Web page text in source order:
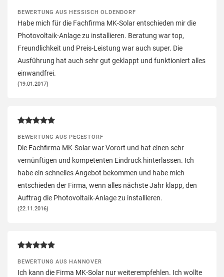
BEWERTUNG AUS HESSISCH OLDENDORF
Habe mich für die Fachfirma MK-Solar entschieden mir die
Photovoltaik-Anlage zu installieren. Beratung war top,
Freundlichkeit und Preis-Leistung war auch super. Die
Ausführung hat auch sehr gut geklappt und funktioniert alles
einwandfrei.
(19.01.2017)
BEWERTUNG AUS PEGESTORF
Die Fachfirma MK-Solar war Vorort und hat einen sehr
vernünftigen und kompetenten Eindruck hinterlassen. Ich
habe ein schnelles Angebot bekommen und habe mich
entschieden der Firma, wenn alles nächste Jahr klapp, den
Auftrag die Photovoltaik-Anlage zu installieren.
(22.11.2016)
BEWERTUNG AUS HANNOVER
Ich kann die Firma MK-Solar nur weiterempfehlen. Ich wollte